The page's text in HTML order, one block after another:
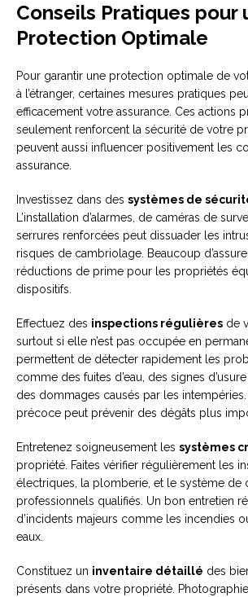
Conseils Pratiques pour
Protection Optimale
Pour garantir une protection optimale de
à l’étranger, certaines mesures pratiques
efficacement votre assurance. Ces actions
seulement renforcent la sécurité de votre
peuvent aussi influencer positivement les
assurance.
Investissez dans des systèmes de
L’installation d’alarmes, de caméras de
serrures renforcées peut dissuader les
risques de cambriolage. Beaucoup
réductions de prime pour les propriétés
dispositifs.
Effectuez des inspections régulières de
surtout si elle n’est pas occupée en
permettent de détecter rapidement les
comme des fuites d’eau, des signes
des dommages causés par les
précoce peut prévenir des dégâts plus
Entretenez soigneusement les systèmes
propriété. Faites vérifier régulièrement les
électriques, la plomberie, et le système de
professionnels qualifiés. Un bon entretien
d’incidents majeurs comme les incendies
eaux.
Constituez un inventaire détaillé des
présents dans votre propriété.